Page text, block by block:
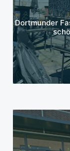
Dortmunder